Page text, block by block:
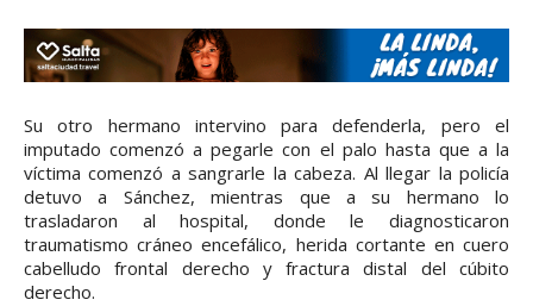
Su otro hermano intervino para defenderla, pero el
imputado comenzó a pegarle con el palo hasta que a la
víctima comenzó a sangrarle la cabeza. Al llegar la policía
detuvo a Sánchez, mientras que a su hermano lo
trasladaron al hospital, donde le diagnosticaron
traumatismo cráneo encefálico, herida cortante en cuero
cabelludo frontal derecho y fractura distal del cúbito
derecho.